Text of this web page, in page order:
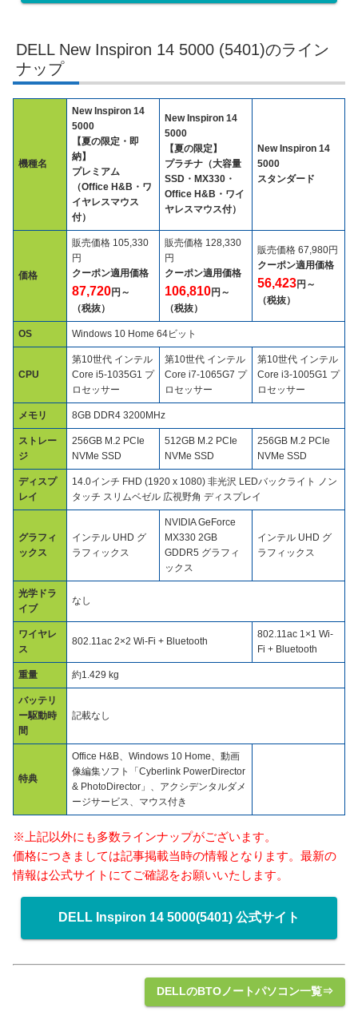
DELL New Inspiron 14 5000 (5401)のライン
ナップ
機種名
New Inspiron 14
5000
【夏の限定・即
納】
プレミアム
（Office H&B・ワ
イヤレスマウス
付）
New Inspiron 14
5000
【夏の限定】
プラチナ（大容量
SSD・MX330・
Office H&B・ワイ
ヤレスマウス付）
New Inspiron 14
5000
スタンダード
価格
販売価格 105,330
円
クーポン適用価格
87,720円～
（税抜）
販売価格 128,330
円
クーポン適用価格
106,810円～
（税抜）
販売価格 67,980円
クーポン適用価格
56,423円～
（税抜）
OS Windows 10 Home 64ビット
CPU
第10世代 インテル
Core i5-1035G1 プ
ロセッサー
第10世代 インテル
Core i7-1065G7 プ
ロセッサー
第10世代 インテル
Core i3-1005G1 プ
ロセッサー
メモリ 8GB DDR4 3200MHz
ストレー
ジ
256GB M.2 PCIe
NVMe SSD
512GB M.2 PCIe
NVMe SSD
256GB M.2 PCIe
NVMe SSD
ディスプ
レイ
14.0インチ FHD (1920 x 1080) 非光沢 LEDバックライト ノン
タッチ スリムベゼル 広視野角 ディスプレイ
グラフィ
ックス
インテル UHD グ
ラフィックス
NVIDIA GeForce
MX330 2GB
GDDR5 グラフィ
ックス
インテル UHD グ
ラフィックス
光学ドラ
イブ
なし
ワイヤレ
ス
802.11ac 2×2 Wi-Fi + Bluetooth
802.11ac 1×1 Wi-
Fi + Bluetooth
重量 約1.429 kg
バッテリ
ー駆動時
間
記載なし
特典
Office H&B、Windows 10 Home、動画
像編集ソフト「Cyberlink PowerDirector
& PhotoDirector」、アクシデンタルダメ
ージサービス、マウス付き
※上記以外にも多数ラインナップがございます。
価格につきましては記事掲載当時の情報となります。最新の
情報は公式サイトにてご確認をお願いいたします。
DELL Inspiron 14 5000(5401) 公式サイト
DELLのBTOノートパソコン一覧⇒